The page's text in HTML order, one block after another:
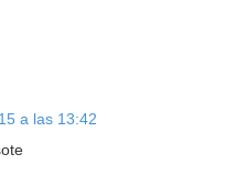
a las 13:42